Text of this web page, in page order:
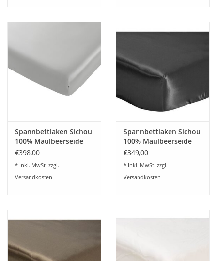
Blog-Aktuelles
Marken
Spannbettlaken Sichou
100% Maulbeerseide
Fina - hellgrau
€398,00
* Inkl. MwSt. zzgl.
Versandkosten
Spannbettlaken Sichou
100% Maulbeerseide
schwarz(Sonderfertigung)
€349,00
* Inkl. MwSt. zzgl.
Versandkosten